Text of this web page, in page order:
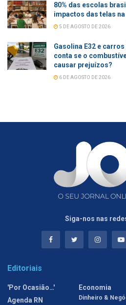
80% das escolas
impactos das telas na
5 DE AGOSTO DE 2026
Gasolina E32 e
conta se o
causar prejuízos?
6 DE AGOSTO DE 2026
Siga-nos nas
Editoriais
'Por Ocasião…'
Agenda RN
Economia
Dinheiro &